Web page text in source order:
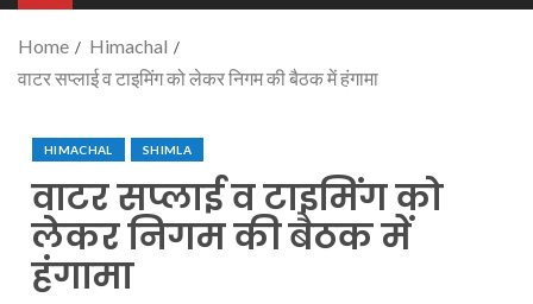
Home
Himachal
वाटर सप्लाई व टाइमिंग को लेकर निगम की बैठक में हंगामा
HIMACHAL SHIMLA
वाटर सप्लाई व टाइमिंग को
लेकर निगम की बैठक में
हंगामा